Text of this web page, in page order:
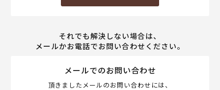
それでも解決しない場合は、
メールかお電話でお問い合わせください。
メールでのお問い合わせ
頂きましたメールのお問い合わせには、